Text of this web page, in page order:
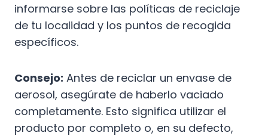
informarse sobre las políticas de reciclaje
de tu localidad y los puntos de recogida
específicos.
Consejo: Antes de reciclar un envase de
aerosol, asegúrate de haberlo vaciado
completamente. Esto significa utilizar el
producto por completo o, en su defecto,